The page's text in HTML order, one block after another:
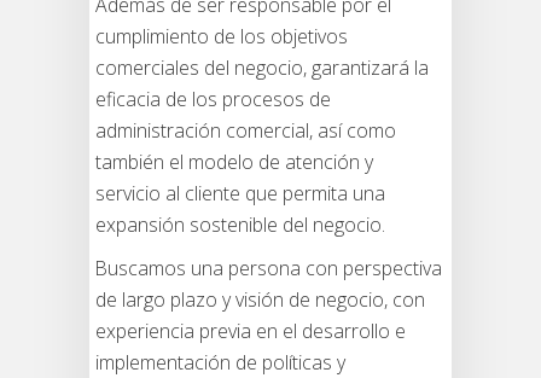
cumplimiento de los objetivos
comerciales del negocio, garantizará la
eficacia de los procesos de
administración comercial, así como
también el modelo de atención y
servicio al cliente que permita una
expansión sostenible del negocio.
Buscamos una persona con perspectiva
de largo plazo y visión de negocio, con
experiencia previa en el desarrollo e
implementación de políticas y